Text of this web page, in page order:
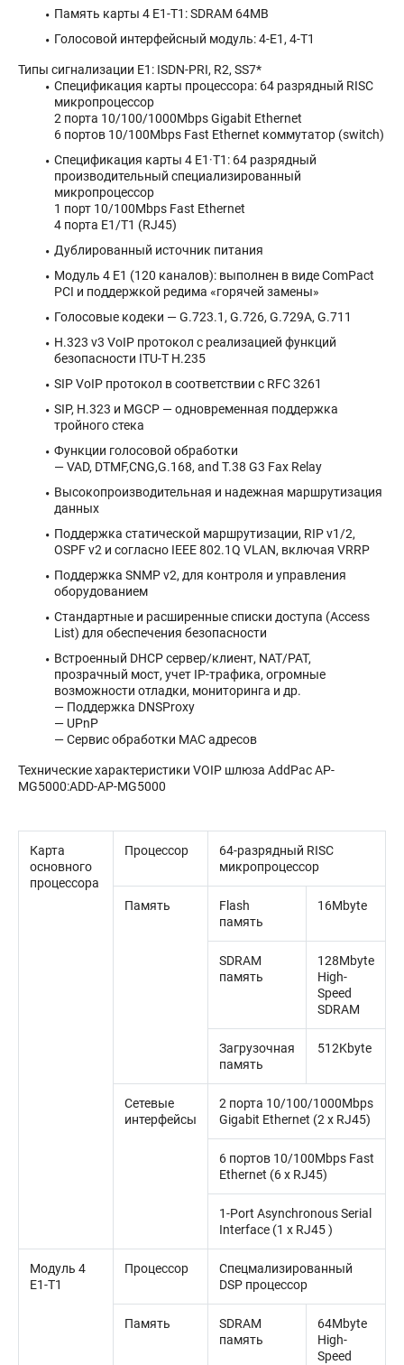
Память карты 4 E1-T1: SDRAM 64MB
Голосовой интерфейсный модуль: 4-E1, 4-T1
Типы сигнализации Е1: ISDN-PRI, R2, SS7*
Спецификация карты процессора: 64 разрядный RISC
микропроцессор
2 порта 10/100/1000Mbps Gigabit Ethernet
6 портов 10/100Mbps Fast Ethernet коммутатор (switch)
Спецификация карты 4 E1·T1: 64 разрядный
производительный специализированный
микропроцессор
1 порт 10/100Mbps Fast Ethernet
4 порта E1/T1 (RJ45)
Дублированный источник питания
Модуль 4 E1 (120 каналов): выполнен в виде ComPact
PCI и поддержкой редима «горячей замены»
Голосовые кодеки — G.723.1, G.726, G.729A, G.711
H.323 v3 VoIP протокол с реализацией функций
безопасности ITU-T H.235
SIP VoIP протокол в соответствии с RFC 3261
SIP, H.323 и MGCP — одновременная поддержка
тройного стека
Функции голосовой обработки
— VAD, DTMF,CNG,G.168, and T.38 G3 Fax Relay
Высокопроизводительная и надежная маршрутизация
данных
Поддержка статической маршрутизации, RIP v1/2,
OSPF v2 и согласно IEEE 802.1Q VLAN, включая VRRP
Поддержка SNMP v2, для контроля и управления
оборудованием
Стандартные и расширенные списки доступа (Access
List) для обеспечения безопасности
Встроенный DHCP сервер/клиент, NAT/PAT,
прозрачный мост, учет IP-трафика, огромные
возможности отладки, мониторинга и др.
— Поддержка DNSProxy
— UPnP
— Сервис обработки MAC адресов
Технические характеристики VOIP шлюза AddPac AP-
MG5000:ADD-AP-MG5000
Карта
основного
процессора
Процессор
64-разрядный RISC
микропроцессор
Память
Flash
память
16Mbyte
SDRAM
память
128Mbyte
High-
Speed
SDRAM
Загрузочная
память
512Kbyte
Сетевые
интерфейсы
2 порта 10/100/1000Mbps
Gigabit Ethernet (2 x RJ45)
6 портов 10/100Mbps Fast
Ethernet (6 x RJ45)
1-Port Asynchronous Serial
Interface (1 x RJ45 )
Модуль 4
E1-T1
Процессор
Спецмализированный
DSP процессор
Память
SDRAM
память
64Mbyte
High-
Speed